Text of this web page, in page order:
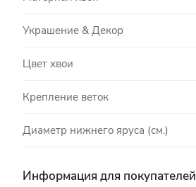
Украшение & Декор
Цвет хвои
Крепление веток
Диаметр нижнего яруса (см.)
Информация для покупателей